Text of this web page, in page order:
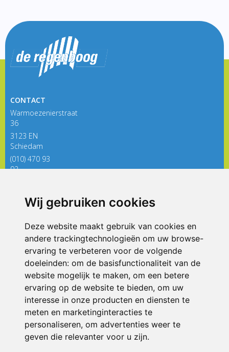
Wij gebruiken cookies
Deze website maakt gebruik van cookies en
andere trackingtechnologieën om uw browse-
ervaring te verbeteren voor de volgende
doeleinden: om de basisfunctionaliteit van de
website mogelijk te maken, om een betere
ervaring op de website te bieden, om uw
interesse in onze producten en diensten te
meten en marketinginteracties te
personaliseren, om advertenties weer te
geven die relevanter voor u zijn.
CONTACT
Warmoezenierstraat
36
3123 EN
Schiedam
(010) 470 93
92
ONDERDEEL VAN
© 2026 De Regenboog | Alle rechten voorbehouden
Privacy policy|Disclaimer| Klachtenregeling|RSIN en Anbi
voorkeuren